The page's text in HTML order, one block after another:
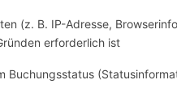
(z. B. IP-Adresse,
erforderlich ist
Buchungsstatus